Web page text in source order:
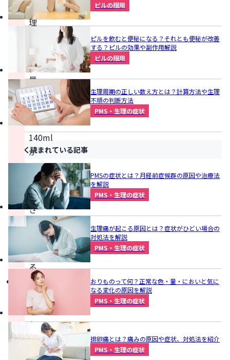
生
理
経
血
量
は
20
～
140ml
が
正
常
と
さ
れ
い
る
初
日
も
お
り
も
ピルの服用
ピルを飲むと便秘になる？それとも便秘が改善
する？ピルの効果や副作用解説
ピルの服用
生理周期の正しい数え方とは？計算方法や生理
不順の判断方法
PMS・生理の症状
よく読まれている記事
PMSの症状とは？月経前症候群の原因や治療法
を解説
PMS・生理の症状
生理痛が起こる原因とは？症状がひどい場合の
対処法を解説
PMS・生理の症状
おりものって何？正常な色・量・においと気に
なる変化の原因を解説
PMS・生理の症状
排卵痛とは？痛みの原因や症状、対処法を紹介
PMS・生理の症状